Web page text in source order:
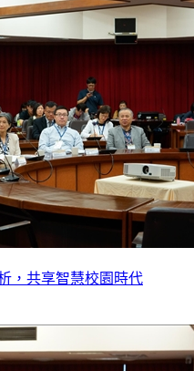
，共享智慧校園時代